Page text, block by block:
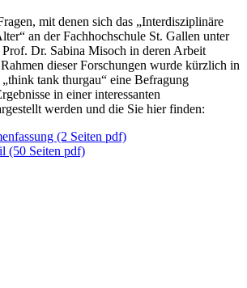
mit denen sich das „Interdisziplinäre
an der Fachhochschule St. Gallen unter
Dr. Sabina Misoch in deren Arbeit
dieser Forschungen wurde kürzlich in
tank thurgau“ eine Befragung
in einer interessanten
werden und die Sie hier finden:
(2 Seiten pdf)
(50 Seiten pdf)